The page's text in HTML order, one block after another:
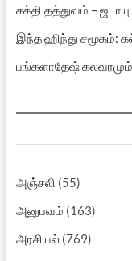
சக்தி தத்துவம் –
இந்த ஹிந்து சமூகம்:
பங்களாதேஷ் கலவரமும்
அஞ்சலி (55)
அனுபவம் (163)
அரசியல்(769)